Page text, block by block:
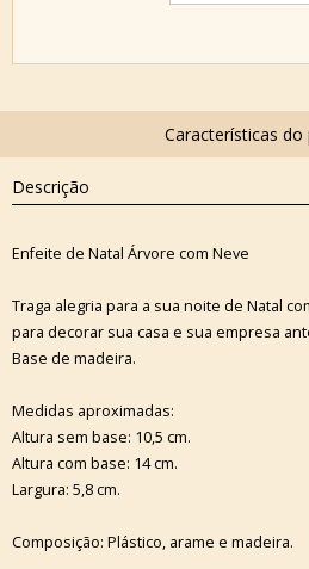
Descrição
Enfeite de Natal Árvore com Neve
Traga alegria para a sua noite de Natal
para decorar sua casa e sua empresa
Base de madeira.
Medidas aproximadas:
Altura sem base: 10,5 cm.
Altura com base: 14 cm.
Largura: 5,8 cm.
Composição: Plástico, arame e madeira.